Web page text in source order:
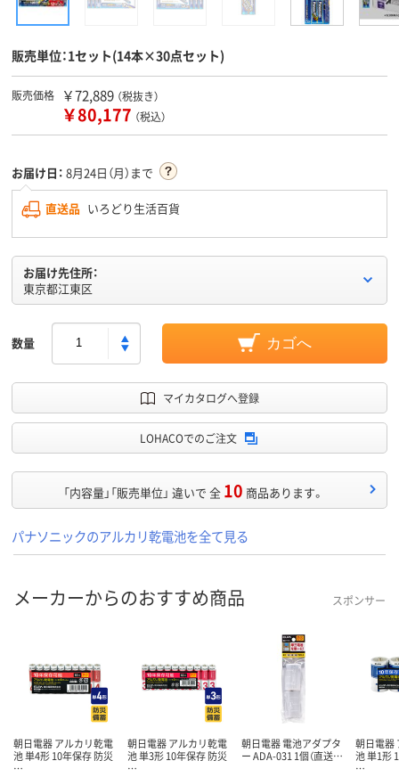
販売単位：1セット(14本×30点セット)
販売価格 ￥72,889 （税抜き）
￥80,177 （税込）
お届け日： 8月24日（月）まで
直送品 いろどり生活百貨
お届け先住所：
東京都江東区
数量 カゴへ
マイカタログへ登録
LOHACOでのご注文
「内容量」「販売単位」 違いで 全 10 商品あります。
パナソニックのアルカリ乾電池を全て見る
メーカーからのおすすめ商品 スポンサー
朝日電器 アルカリ乾電
池 単4形 10年保存 防災
…
朝日電器 アルカリ乾電
池 単3形 10年保存 防災
…
朝日電器 電池アダプタ
ー ADA-031 1個（直送…
朝日電器
池 単1形
…